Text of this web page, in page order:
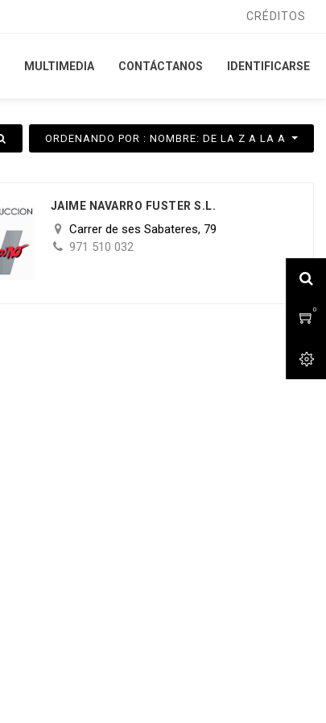
CRÉDITOS
0
MULTIMEDIA CONTÁCTANOS IDENTIFICARSE
CRÉDITOS
0
MULTIMEDIA CONTÁCTANOS IDENTIFICARSE
ORDENANDO POR : NOMBRE: DE LA Z A LA A
JAIME NAVARRO FUSTER S.L.
Carrer de ses Sabateres, 79
971 510 032